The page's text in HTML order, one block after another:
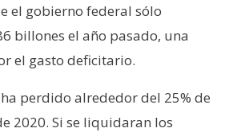
el gobierno federal sólo
billones el año pasado, una
el gasto deficitario.
perdido alrededor del 25% de
2020. Si se liquidaran los